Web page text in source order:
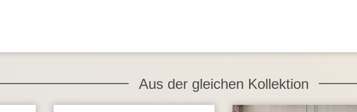
Aus der gleichen Kollektion